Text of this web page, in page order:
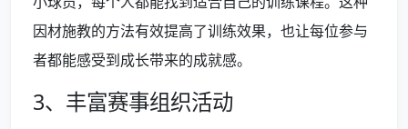
因材施教的方法有效提高了训练效果，也让每位参与
者都能感受到成长带来的成就感。
3、丰富赛事组织活动